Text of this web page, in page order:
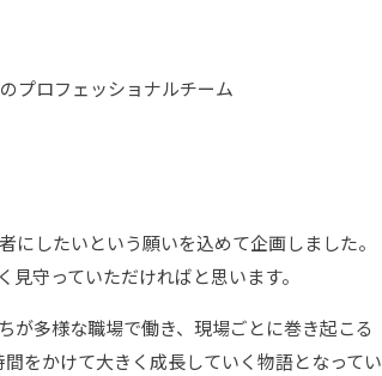
プロフェッショナルチーム
したいという願いを込めて企画しました。
守っていただければと思います。
多様な職場で働き、現場ごとに巻き起こる
をかけて大きく成長していく物語となってい